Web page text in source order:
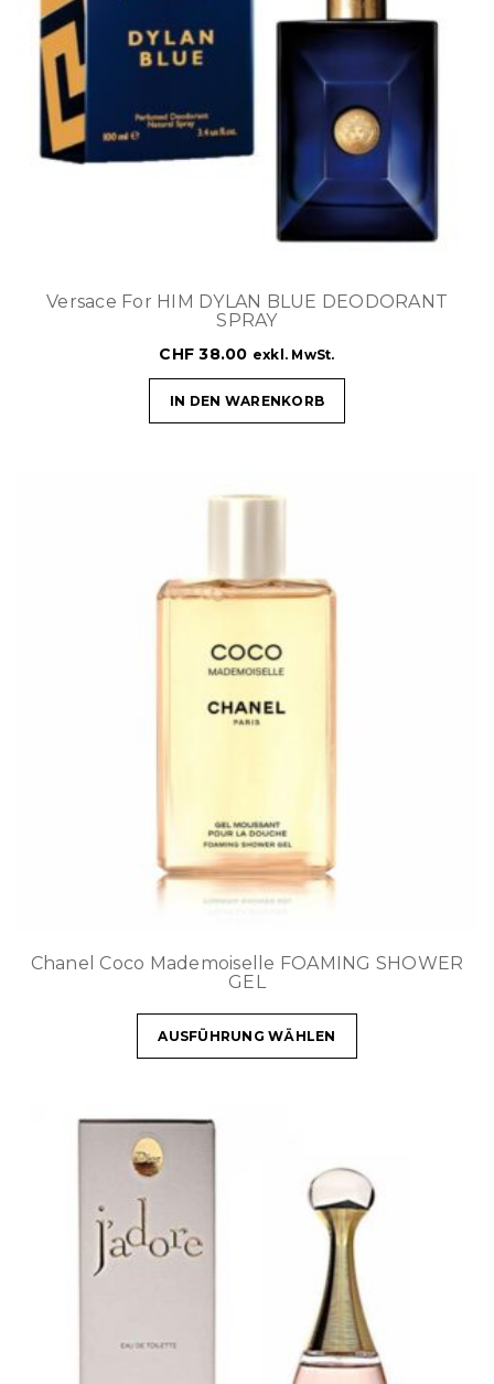
Versace For HIM DYLAN BLUE DEODORANT
SPRAY
CHF 38.00 exkl. MwSt.
IN DEN WARENKORB
Chanel Coco Mademoiselle FOAMING SHOWER
GEL
AUSFÜHRUNG WÄHLEN